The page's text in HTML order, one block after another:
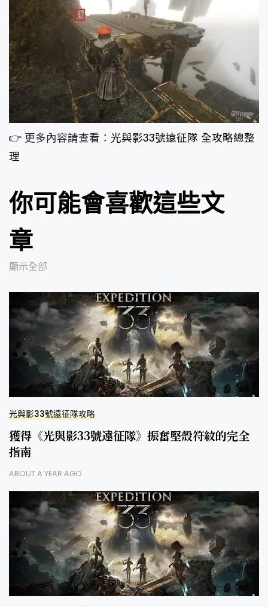
👉 更多內容請查看： 光與影33號遠征隊 全攻略總整
理
你可能會喜歡這些文
章
顯示全部
光與影33號遠征隊攻略
獲得《光與影33號遠征隊》振奮堅殼符紋的完全
指南
ABOUT A YEAR AGO